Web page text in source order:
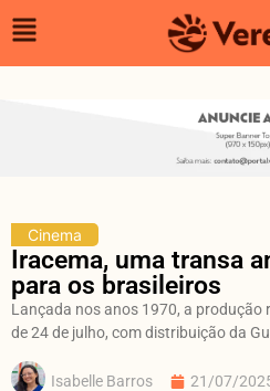
Cinema
Iracema, uma transa
para os brasileiros
Lançada nos anos 1970, a
de 24 de julho, com distribuição da
Isabelle Barros 21/07/